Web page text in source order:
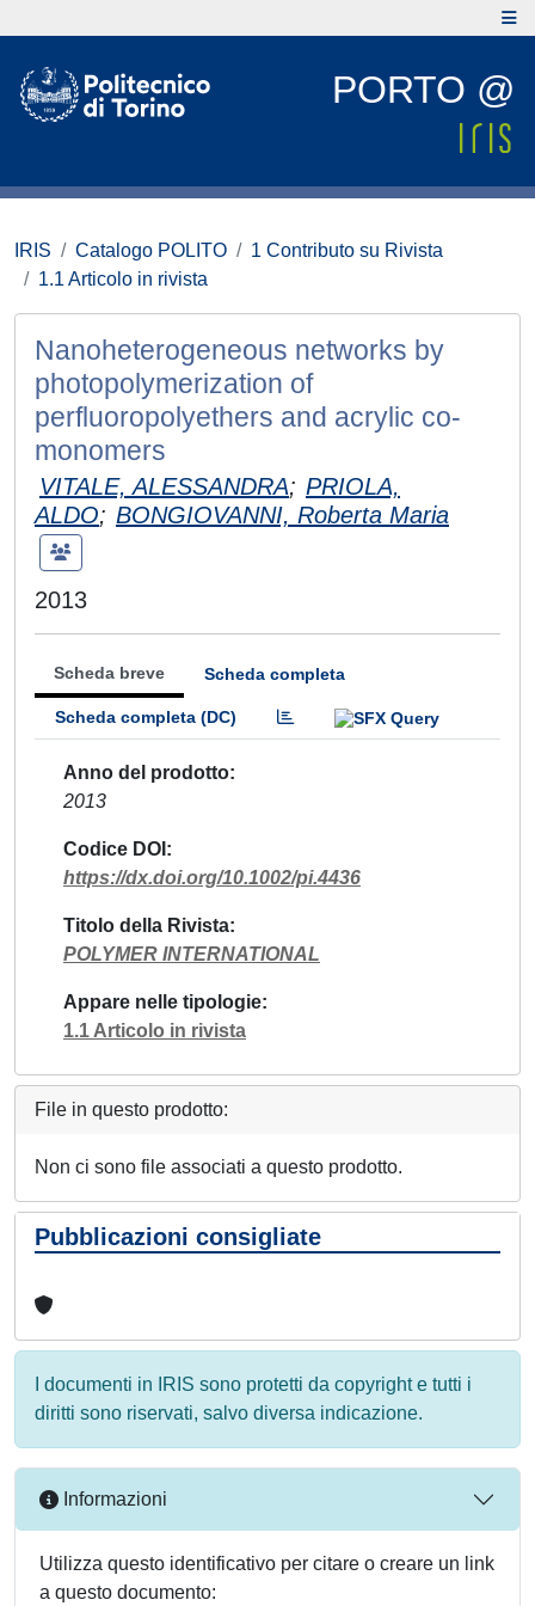
PORTO @
IRIS Catalogo POLITO
1 Contributo su Rivista
1.1 Articolo in rivista
Nanoheterogeneous networks by
photopolymerization of
perfluoropolyethers and acrylic co-
monomers
VITALE, ALESSANDRA; PRIOLA,
ALDO; BONGIOVANNI, Roberta Maria
2013
Scheda breve Scheda completa
Scheda completa (DC)
Anno del prodotto
2013
Codice DOI
https://dx.doi.org/10.1002/pi.4436
Titolo della Rivista
POLYMER INTERNATIONAL
Appare nelle tipologie
1.1 Articolo in rivista
File in questo prodotto:
Non ci sono file associati a questo prodotto.
Pubblicazioni consigliate
I documenti in IRIS sono protetti da copyright e tutti i
diritti sono riservati, salvo diversa indicazione.
Informazioni
Utilizza questo identificativo per citare o creare un link
a questo documento: